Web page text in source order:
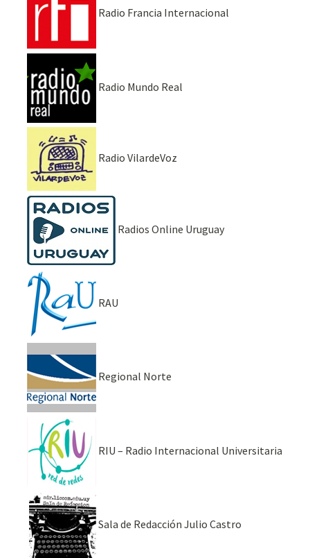
Radio Francia Internacional
Radio Mundo Real
Radio VilardeVoz
Radios Online Uruguay
RAU
Regional Norte
RIU – Radio Internacional Universitaria
Sala de Redacción Julio Castro